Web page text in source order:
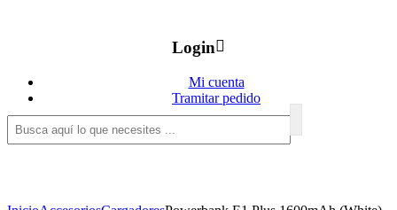
Login
Mi cuenta
Tramitar pedido